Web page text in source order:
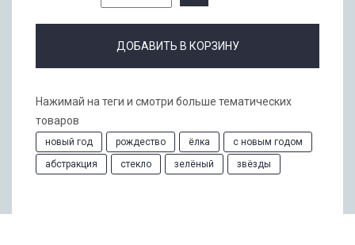
ДОБАВИТЬ В КОРЗИНУ
Нажимай на теги и смотри больше тематических
товаров
новый год рождество ёлка
с новым годом
абстракция
стекло зелёный звёзды